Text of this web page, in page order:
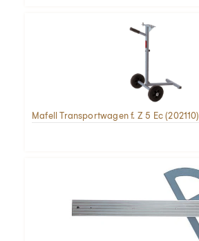
Mafell Transportwagen f. Z 5 Ec (202110)